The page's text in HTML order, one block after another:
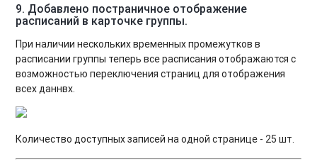
9. Добавлено постраничное отображение
расписаний в карточке группы.
При наличии нескольких временных промежутков в
расписании группы теперь все расписания отображаются с
возможностью переключения страниц для отображения
всех даннвх.
Количество доступных записей на одной странице - 25 шт.